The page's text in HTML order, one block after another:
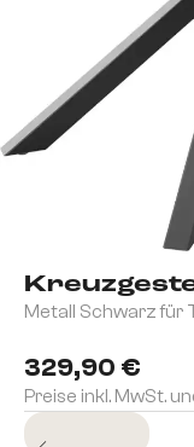
Metall Schwarz für
329,90 €
Preise inkl. MwSt.